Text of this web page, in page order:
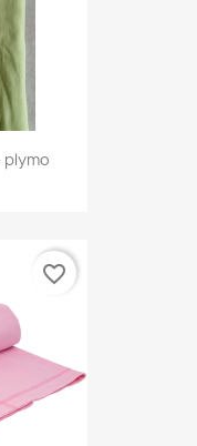
plymo
favorite_border